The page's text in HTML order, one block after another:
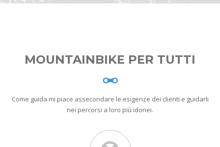
MOUNTAINBIKE PER TUTTI
Come guida mi piace assecondare le esigenze dei clienti e guidarli
nei percorsi a loro più idonei.